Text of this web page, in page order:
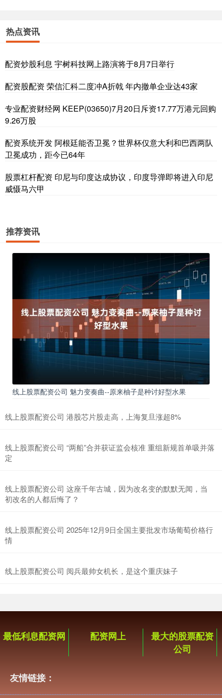
热点资讯
配资炒股利息 宇树科技网上路演将于8月7日举行
配资股配资 荣信汇科二度冲A折戟 年内撤单企业达43家
专业配资财经网 KEEP(03650)7月20日斥资17.77万港元回购
9.26万股
配资系统开发 阿根廷能否卫冕？世界杯仅意大利和巴西两队
卫冕成功，距今已64年
股票杠杆配资 印尼与印度达成协议，印度导弹即将进入印尼
威慑马六甲
推荐资讯
线上股票配资公司 魅力变奏曲--原来柚子是种讨好型水果
线上股票配资公司 港股芯片股走高，上海复旦涨超8%
线上股票配资公司 “两船”合并获证监会核准 重组新规首单吸并落
定
线上股票配资公司 这座千年古城，因为改名变的默默无闻，当
初改名的人都后悔了？
线上股票配资公司 2025年12月9日全国主要批发市场葡萄价格行
情
线上股票配资公司 阅兵最帅女机长，是这个重庆妹子
最低利息配资网 配资网上
最大的股票配资
公司
友情链接：